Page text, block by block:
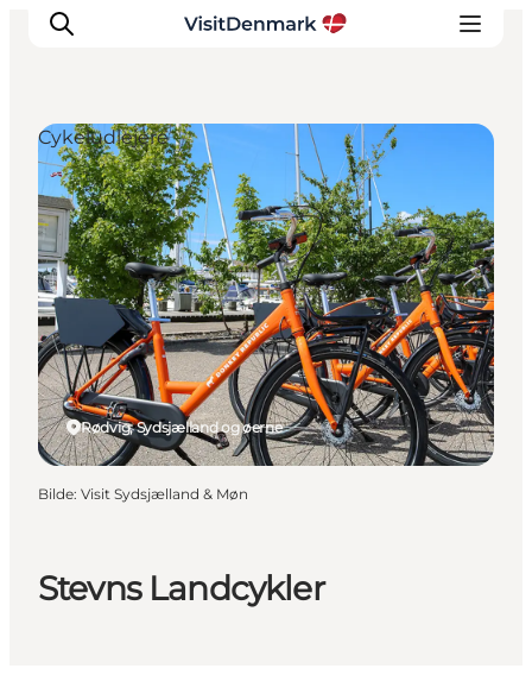
Inspirasjon
Reisemål
Aktiviteter
Overnatting
Planlegg reisen
Stevns Landcykler
Rødvig, Sydsjælland og øerne
Cykeludlejere
Bilde: Visit Sydsjælland & Møn